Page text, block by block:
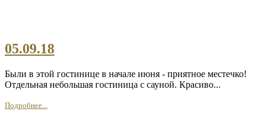
05.09.18
Были в этой гостинице в начале июня - приятное местечко!
Отдельная небольшая гостиница с сауной. Красиво...
Подробнее...